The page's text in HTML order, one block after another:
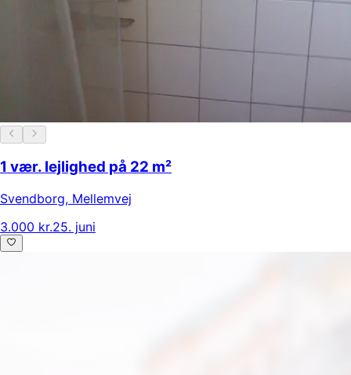
1 vær. lejlighed på 22 m²
Svendborg, Mellemvej
3.000 kr.25. juni